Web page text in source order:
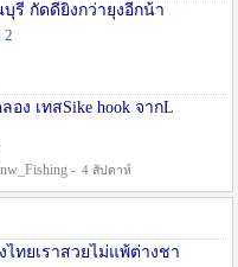
รี กัดดียิ่งกว่ายุงอีกน้า
2
อง เทสSike hook จากL
- 4 สัปดาห์
ทยเราสวยไม่แพ้ต่างชา